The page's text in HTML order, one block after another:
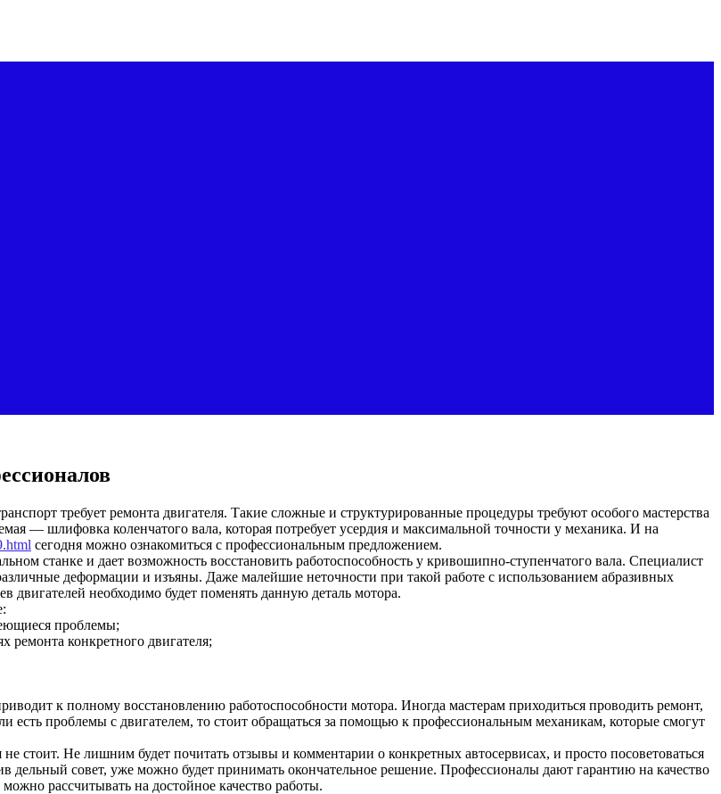
требует ремонта двигателя. Такие сложные и структурированные процедуры требуют особого мастерства
— шлифовка коленчатого вала, которая потребует усердия и максимальной точности у механика. И на
сегодня можно ознакомиться с профессиональным предложением.
станке и дает возможность восстановить работоспособность у кривошипно-ступенчатого вала. Специалист
деформации и изъяны. Даже малейшие неточности при такой работе с использованием абразивных
двигателей необходимо будет поменять данную деталь мотора.
проблемы;
ремонта конкретного двигателя;
к полному восстановлению работоспособности мотора. Иногда мастерам приходиться проводить ремонт,
проблемы с двигателем, то стоит обращаться за помощью к профессиональным механикам, которые смогут
стоит. Не лишним будет почитать отзывы и комментарии о конкретных автосервисах, и просто посоветоваться
совет, уже можно будет принимать окончательное решение. Профессионалы дают гарантию на качество
рассчитывать на достойное качество работы.